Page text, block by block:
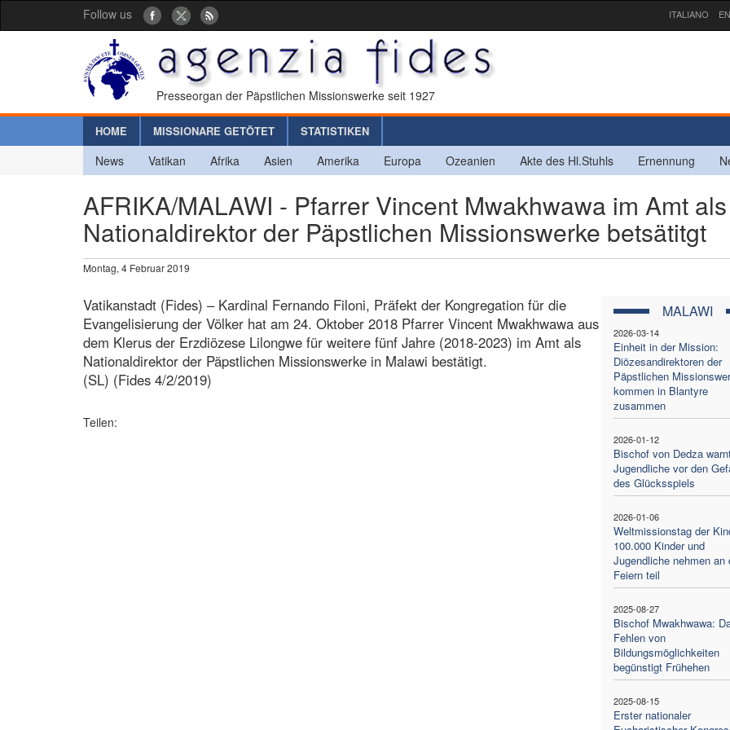
Follow us ITALIANO
Presseorgan der Päpstlichen Missionswerke seit 1927
HOME MISSIONARE GETÖTET STATISTIKEN
News Vatikan Afrika Asien Amerika Europa Ozeanien Akte des Hl.Stuhls Ernennung
AFRIKA/MALAWI - Pfarrer Vincent Mwakhwawa im Amt als
Nationaldirektor der Päpstlichen Missionswerke betsätitgt
Montag, 4 Februar 2019
MALAWI
2026-03-14
Einheit in der Mission:
Diözesandirektoren der
Päpstlichen
kommen in Blantyre
zusammen
2026-01-12
Bischof von Dedza
Jugendliche vor den
des Glücksspiels
2026-01-06
Weltmissionstag der
100.000 Kinder und
Jugendliche nehmen an
Feiern teil
2025-08-27
Bischof Mwakhwawa:
Fehlen von
Bildungsmöglichkeiten
begünstigt Frühehen
2025-08-15
Erster nationaler
Vatikanstadt (Fides) – Kardinal Fernando Filoni, Präfekt der Kongregation für die
Evangelisierung der Völker hat am 24. Oktober 2018 Pfarrer Vincent Mwakhwawa aus
dem Klerus der Erzdiözese Lilongwe für weitere fünf Jahre (2018-2023) im Amt als
Nationaldirektor der Päpstlichen Missionswerke in Malawi bestätigt.
(SL) (Fides 4/2/2019)
Teilen: